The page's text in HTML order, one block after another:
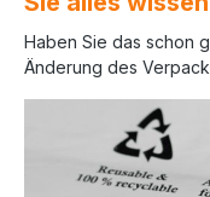
Haben Sie das schon
Änderung des